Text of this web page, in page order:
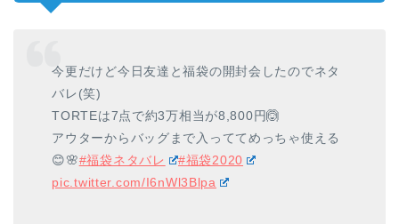
今更だけど今日友達と福袋の開封会したのでネタ
バレ(笑)
TORTEは7点で約3万相当が8,800円🙆
アウターからバッグまで入っててめっちゃ使える
😊🌸#福袋ネタバレ
#福袋2020
pic.twitter.com/I6nWl3Blpa